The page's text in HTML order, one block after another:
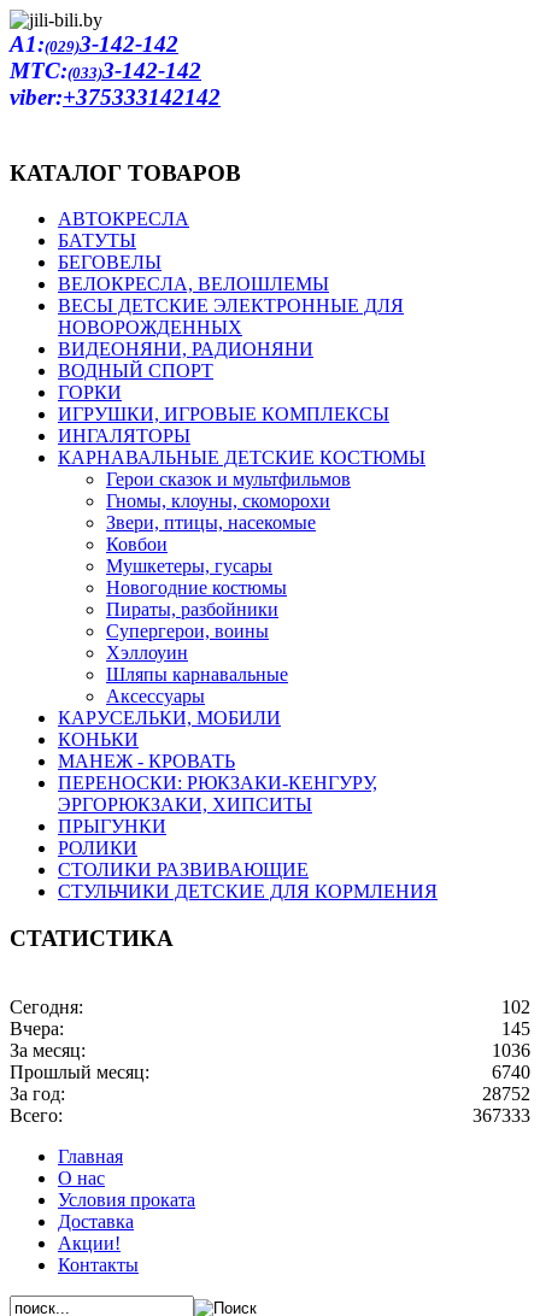
A1:(029)3-142-142
MTC:(033)3-142-142
viber:+375333142142
КАТАЛОГ ТОВАРОВ
АВТОКРЕСЛА
БАТУТЫ
БЕГОВЕЛЫ
ВЕЛОКРЕСЛА, ВЕЛОШЛЕМЫ
ВЕСЫ ДЕТСКИЕ ЭЛЕКТРОННЫЕ ДЛЯ
НОВОРОЖДЕННЫХ
ВИДЕОНЯНИ, РАДИОНЯНИ
ВОДНЫЙ СПОРТ
ГОРКИ
ИГРУШКИ, ИГРОВЫЕ КОМПЛЕКСЫ
ИНГАЛЯТОРЫ
КАРНАВАЛЬНЫЕ ДЕТСКИЕ КОСТЮМЫ
Герои сказок и мультфильмов
Гномы, клоуны, скоморохи
Звери, птицы, насекомые
Ковбои
Мушкетеры, гусары
Новогодние костюмы
Пираты, разбойники
Супергерои, воины
Хэллоуин
Шляпы карнавальные
Аксессуары
КАРУСЕЛЬКИ, МОБИЛИ
КОНЬКИ
МАНЕЖ - КРОВАТЬ
ПЕРЕНОСКИ: РЮКЗАКИ-КЕНГУРУ,
ЭРГОРЮКЗАКИ, ХИПСИТЫ
ПРЫГУНКИ
РОЛИКИ
СТОЛИКИ РАЗВИВАЮЩИЕ
СТУЛЬЧИКИ ДЕТСКИЕ ДЛЯ КОРМЛЕНИЯ
СТАТИСТИКА
Сегодня:
102
Вчера:
145
За месяц:
1036
Прошлый месяц:
6740
За год:
28752
Всего:
367333
Главная
О нас
Условия проката
Доставка
Акции!
Контакты